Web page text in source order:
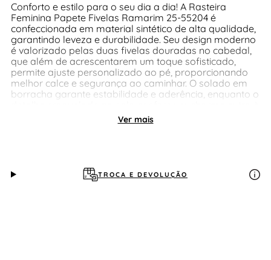
Conforto e estilo para o seu dia a dia! A Rasteira
Feminina Papete Fivelas Ramarim 25-55204 é
confeccionada em material sintético de alta qualidade,
garantindo leveza e durabilidade. Seu design moderno
é valorizado pelas duas fivelas douradas no cabedal,
que além de acrescentarem um toque sofisticado,
permite ajuste personalizado ao pé, proporcionando
melhor calce e segurança ao caminhar. O solado em
borracha garante estabilidade e aderência, enquanto o
peça, adicionando um toque fashion à proposta
urbana do modelo. Ideal para composições casuais e
Ver mais
TROCA E DEVOLUÇÃO